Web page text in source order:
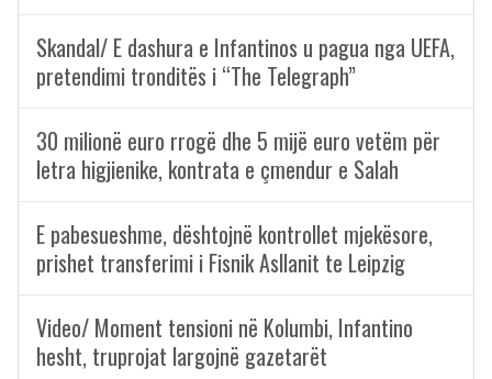
Skandal/ E dashura e Infantinos u pagua nga UEFA,
pretendimi tronditës i “The Telegraph”
30 milionë euro rrogë dhe 5 mijë euro vetëm për
letra higjienike, kontrata e çmendur e Salah
E pabesueshme, dështojnë kontrollet mjekësore,
prishet transferimi i Fisnik Asllanit te Leipzig
Video/ Moment tensioni në Kolumbi, Infantino
hesht, truprojat largojnë gazetarët